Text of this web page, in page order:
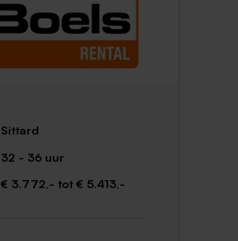
Sittard
32 - 36 uur
€ 3.772,- tot € 5.413,-